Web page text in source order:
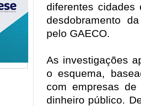
diferentes
desdobramento
pelo GAECO.
As investigações
o esquema,
com empresas
dinheiro público.